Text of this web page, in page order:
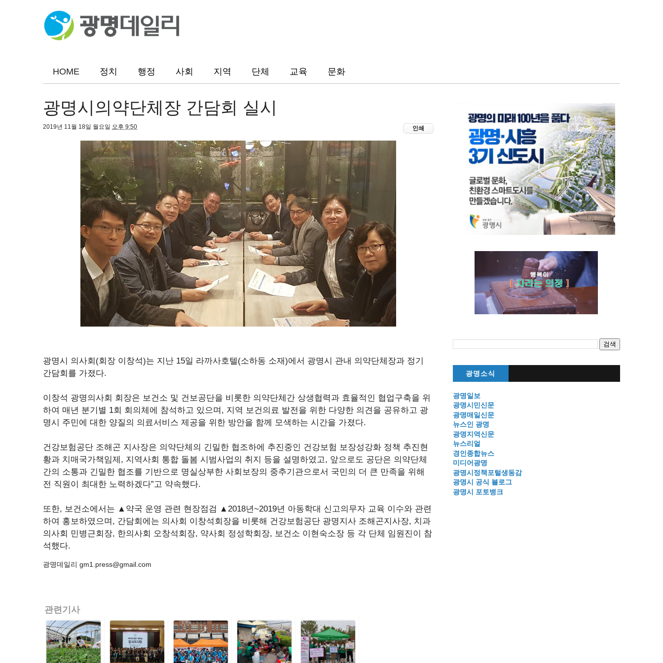
HOME 정치 행정 사회 지역 단체 교육 문화
광명시의약단체장 간담회 실시
2019년 11월 18일 월요일 오후 9:50 인쇄
광명시 의사회(회장 이창석)는 지난 15일 라까사호텔(소하동 소재)에서 광명시 관내 의약단체장과 정기
간담회를 가졌다.
이창석 광명의사회 회장은 보건소 및 건보공단을 비롯한 의약단체간 상생협력과 효율적인 협업구축을 위
하여 매년 분기별 1회 회의체에 참석하고 있으며, 지역 보건의료 발전을 위한 다양한 의견을 공유하고 광
명시 주민에 대한 양질의 의료서비스 제공을 위한 방안을 함께 모색하는 시간을 가졌다.
건강보험공단 조해곤 지사장은 의약단체의 긴밀한 협조하에 추진중인 건강보험 보장성강화 정책 추진현
황과 치매국가책임제, 지역사회 통합 돌봄 시범사업의 취지 등을 설명하였고, 앞으로도 공단은 의약단체
간의 소통과 긴밀한 협조를 기반으로 명실상부한 사회보장의 중추기관으로서 국민의 더 큰 만족을 위해
전 직원이 최대한 노력하겠다”고 약속했다.
또한, 보건소에서는 ▲약국 운영 관련 현장점검 ▲2018년~2019년 아동학대 신고의무자 교육 이수와 관련
하여 홍보하였으며, 간담회에는 의사회 이창석회장을 비롯해 건강보험공단 광명지사 조해곤지사장, 치과
의사회 민병근회장, 한의사회 오창석회장, 약사회 정성학회장, 보건소 이현숙소장 등 각 단체 임원진이 참
석했다.
광명데일리 gm1.press@gmail.com
관련기사
광명소식
광명일보
광명시민신문
광명매일신문
뉴스인 광명
광명지역신문
뉴스리얼
경인종합뉴스
미디어광명
광명시정책포털생동감
광명시 공식 블로그
광명시 포토뱅크